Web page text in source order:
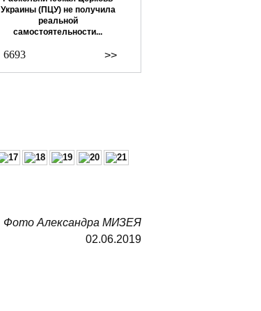
Украины (ПЦУ) не получила
реальной
самостоятельности...
>>
6693
Фото Александра МИЗЕЯ
02.06.2019